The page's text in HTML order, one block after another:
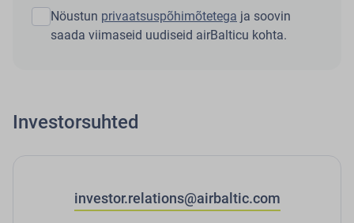
Nöustun privaatsuspõhimõtetega ja soovin
saada viimaseid uudiseid airBalticu kohta.
Investorsuhted
investor.relations@airbaltic.com